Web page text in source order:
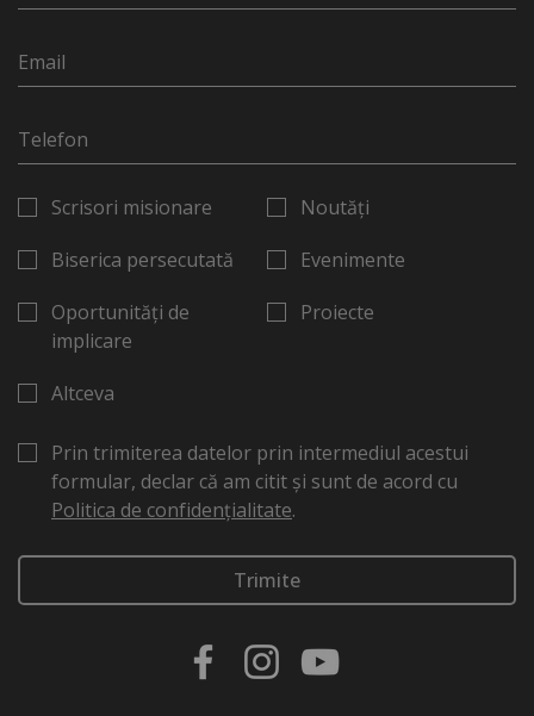
Scrisori misionare
Biserica persecutată
Oportunități de
implicare
Noutăți
Evenimente
Proiecte
Altceva
Prin trimiterea datelor prin intermediul acestui
formular, declar că am citit și sunt de acord cu
Politica de confidențialitate.